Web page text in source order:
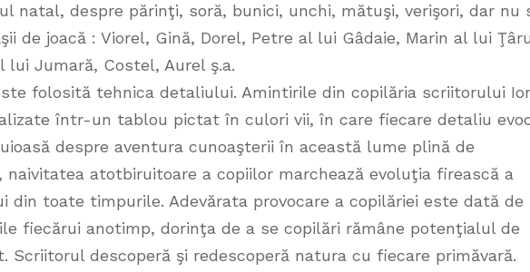
natal, despre părinţi, soră, bunici, unchi, mătuşi, verişori, dar nu
de joacă : Viorel, Gină, Dorel, Petre al lui Gâdaie, Marin al lui
lui Jumară, Costel, Aurel ş.a.
folosită tehnica detaliului. Amintirile din copilăria scriitorului
într-un tablou pictat în culori vii, în care fiecare detaliu
despre aventura cunoaşterii în această lume plină de
naivitatea atotbiruitoare a copiilor marchează evoluţia firească a
din toate timpurile. Adevărata provocare a copilăriei este dată de
fiecărui anotimp, dorinţa de a se copilări rămâne potenţialul de
Scriitorul descoperă şi redescoperă natura cu fiecare primăvară.